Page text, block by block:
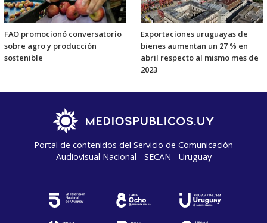
FAO promocionó conversatorio
sobre agro y producción
sostenible
Exportaciones uruguayas de
bienes aumentan un 27 % en
abril respecto al mismo mes de
2023
Portal de contenidos del Servicio de Comunicación
Audiovisual Nacional - SECAN - Uruguay